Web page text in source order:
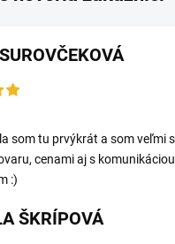
som tu prvýkrát a som veľmi
cenami aj s
:)
ŠKRÍPOVÁ